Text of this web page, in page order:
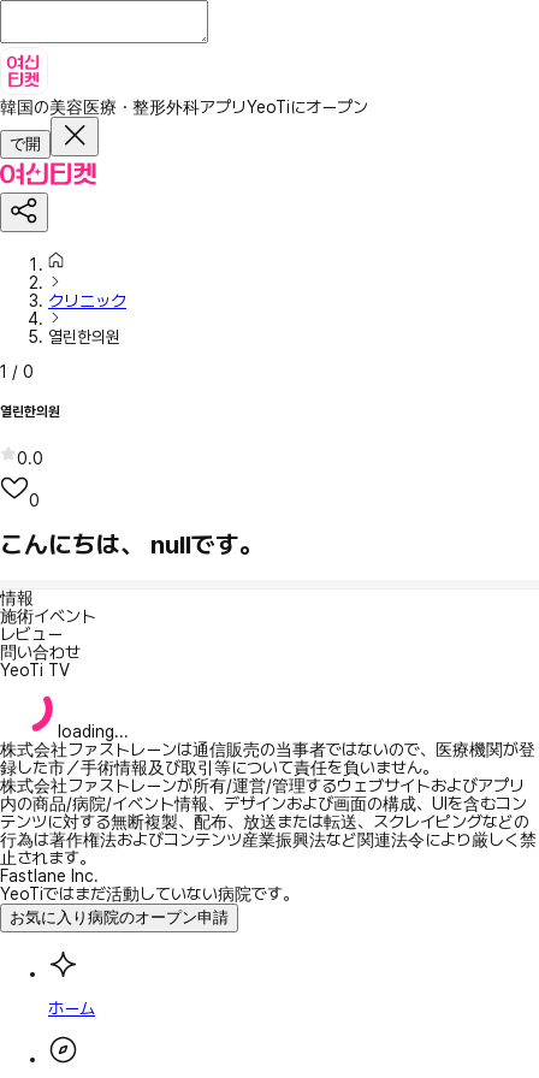
韓国の美容医療・整形外科アプリYeoTiにオープン
で開
クリニック
열린한의원
1 / 0
열린한의원
0.0
0
こんにちは、 nullです。
情報
施術イベント
レビュー
問い合わせ
YeoTi TV
loading...
株式会社ファストレーンは通信販売の当事者ではないので、医療機関が登
録した市／手術情報及び取引等について責任を負いません。
株式会社ファストレーンが所有/運営/管理するウェブサイトおよびアプリ
内の商品/病院/イベント情報、デザインおよび画面の構成、UIを含むコン
テンツに対する無断複製、配布、放送または転送、スクレイピングなどの
行為は著作権法およびコンテンツ産業振興法など関連法令により厳しく禁
止されます。
Fastlane Inc.
YeoTiではまだ活動していない病院です。
お気に入り病院のオープン申請
ホーム